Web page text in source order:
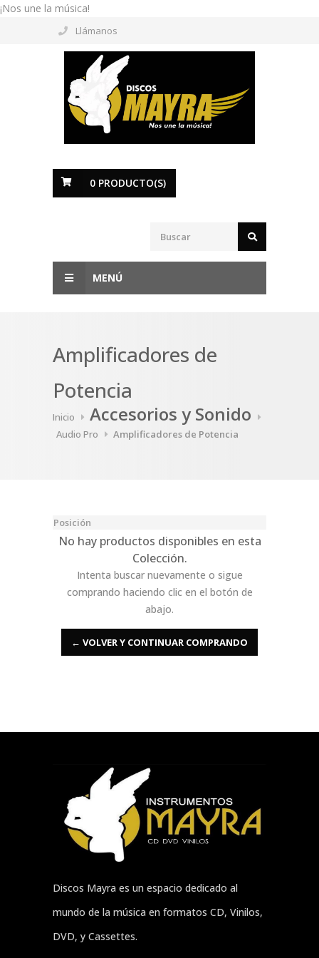
¡Nos une la música!
Llámanos
0 PRODUCTO(S)
MENÚ
Amplificadores de
Potencia
Inicio Accesorios y Sonido
Audio Pro Amplificadores de Potencia
No hay productos disponibles en esta
Colección.
Intenta buscar nuevamente o sigue
comprando haciendo clic en el botón de
abajo.
← VOLVER Y CONTINUAR COMPRANDO
Discos Mayra es un espacio dedicado al
mundo de la música en formatos CD, Vinilos,
DVD, y Cassettes.